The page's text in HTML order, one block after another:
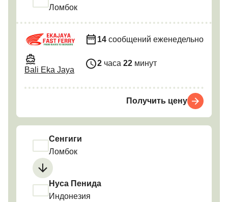
Ломбок
Bali Eka Jaya
14 сообщений еженедельно
2 часа 22 минут
Получить цену
Сенгиги
Ломбок
Нуса Пенида
Индонезия